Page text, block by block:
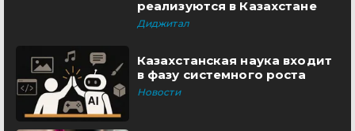
реализуются в Казахстане
Диджитал
Казахстанская наука входит
в фазу системного роста
Новости